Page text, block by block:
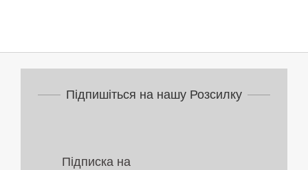
Підпишіться на нашу Розсилку
Підписка на